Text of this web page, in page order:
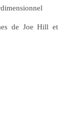
de Joe Hill et